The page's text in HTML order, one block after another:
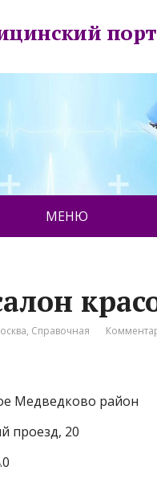
МЕНЮ
, Справочная
Медведково район
проезд, 20